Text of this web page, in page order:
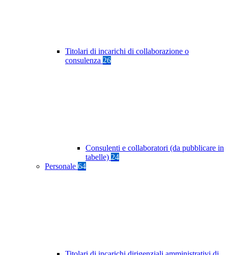
Titolari di incarichi di collaborazione o
consulenza 26
Consulenti e collaboratori (da pubblicare in
tabelle) 24
Personale 64